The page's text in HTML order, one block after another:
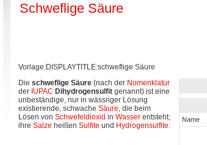
Schweflige Säure
Vorlage:DISPLAYTITLE:schweflige Säure
Name
Die schweflige Säure (nach der Nomenklatur
der IUPAC Dihydrogensulfit genannt) ist eine
unbeständige, nur in wässriger Lösung
existierende, schwache Säure, die beim
Lösen von Schwefeldioxid in Wasser entsteht;
ihre Salze heißen Sulfite und Hydrogensulfite.